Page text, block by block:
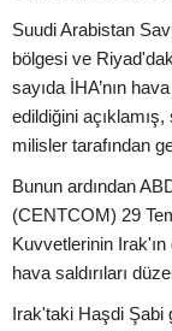
Suudi Arabistan
bölgesi ve
sayıda İHA’nın
edildiğini açıklamış,
milisler tarafından
Bunun ardından
(CENTCOM) 29
Kuvvetlerinin
hava saldırıları
Irak'taki Haşdi Şabi